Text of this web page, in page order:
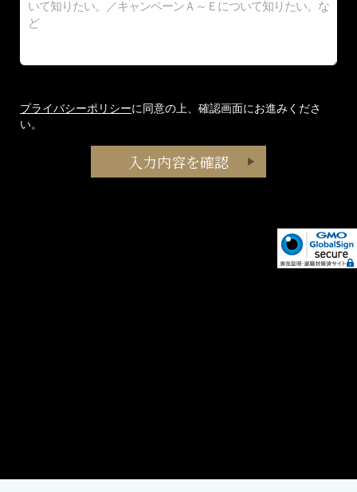
プライバシーポリシーに同意の上、確認画面にお進みくださ
い。